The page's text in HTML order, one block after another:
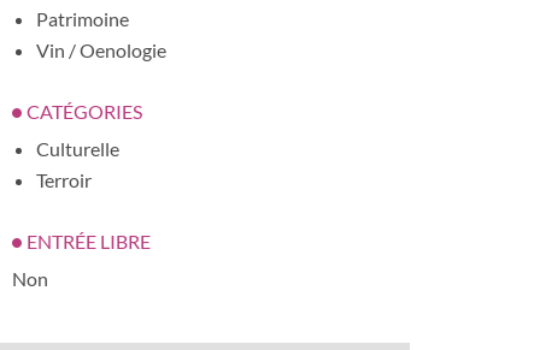
Patrimoine
Vin / Oenologie
CATÉGORIES
Culturelle
Terroir
ENTRÉE LIBRE
Non